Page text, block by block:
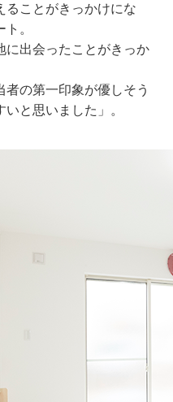
ることがきっかけにな
。
に出会ったことがきっか
の第一印象が優しそう
と思いました」。